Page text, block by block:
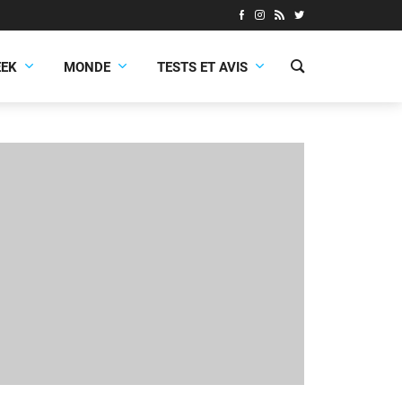
MONDE TESTS ET AVIS